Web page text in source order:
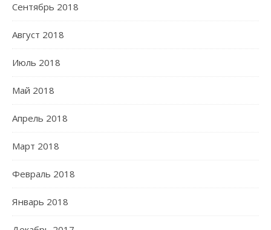
Сентябрь 2018
Август 2018
Июль 2018
Май 2018
Апрель 2018
Март 2018
Февраль 2018
Январь 2018